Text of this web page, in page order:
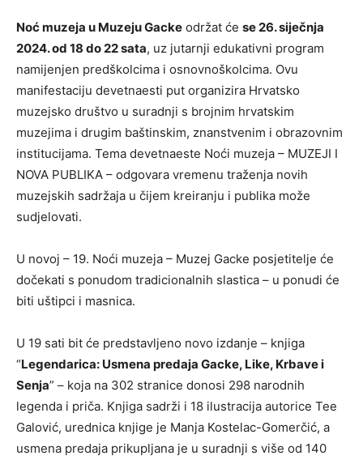
Noć muzeja u Muzeju Gacke održat će se 26. siječnja
2024. od 18 do 22 sata, uz jutarnji edukativni program
namijenjen predškolcima i osnovnoškolcima. Ovu
manifestaciju devetnaesti put organizira Hrvatsko
muzejsko društvo u suradnji s brojnim hrvatskim
muzejima i drugim baštinskim, znanstvenim i obrazovnim
institucijama. Tema devetnaeste Noći muzeja – MUZEJI I
NOVA PUBLIKA – odgovara vremenu traženja novih
muzejskih sadržaja u čijem kreiranju i publika može
sudjelovati.
U novoj – 19. Noći muzeja – Muzej Gacke posjetitelje će
dočekati s ponudom tradicionalnih slastica – u ponudi će
biti uštipci i masnica.
U 19 sati bit će predstavljeno novo izdanje – knjiga
“Legendarica: Usmena predaja Gacke, Like, Krbave i
Senja” – koja na 302 stranice donosi 298 narodnih
legenda i priča. Knjiga sadrži i 18 ilustracija autorice Tee
Galović, urednica knjige je Manja Kostelac-Gomerčić, a
usmena predaja prikupljana je u suradnji s više od 140